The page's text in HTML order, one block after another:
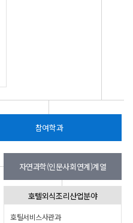
참여학과
자연과학(인문사회연계)계열
호텔외식조리산업분야
호틸서비스사관과